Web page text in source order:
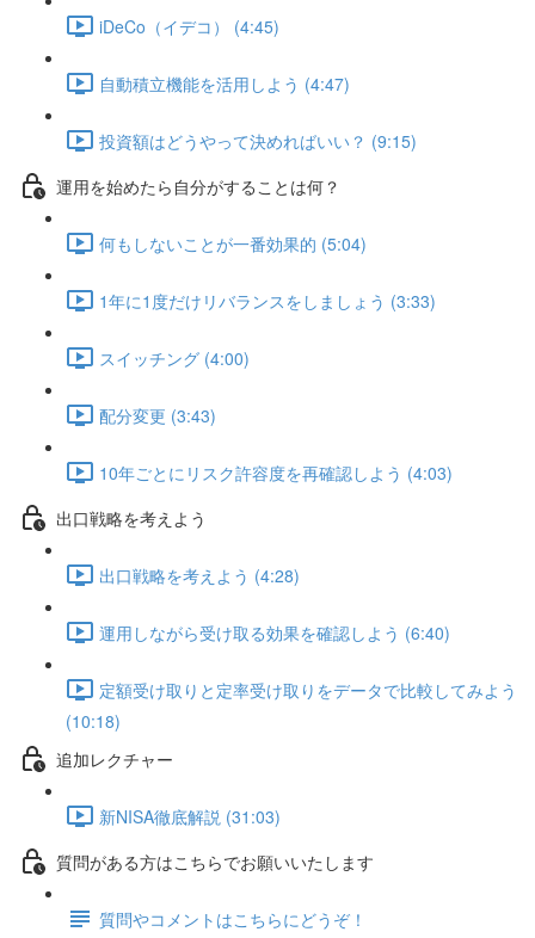
iDeCo（イデコ） (4:45)
自動積立機能を活用しよう (4:47)
投資額はどうやって決めればいい？ (9:15)
運用を始めたら自分がすることは何？
何もしないことが一番効果的 (5:04)
1年に1度だけリバランスをしましょう (3:33)
スイッチング (4:00)
配分変更 (3:43)
10年ごとにリスク許容度を再確認しよう (4:03)
出口戦略を考えよう
出口戦略を考えよう (4:28)
運用しながら受け取る効果を確認しよう (6:40)
定額受け取りと定率受け取りをデータで比較してみよう
(10:18)
追加レクチャー
新NISA徹底解説 (31:03)
質問がある方はこちらでお願いいたします
質問やコメントはこちらにどうぞ！